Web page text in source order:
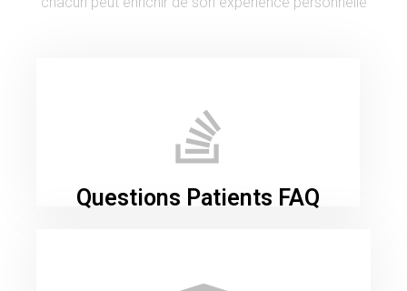
Questions Patients FAQ